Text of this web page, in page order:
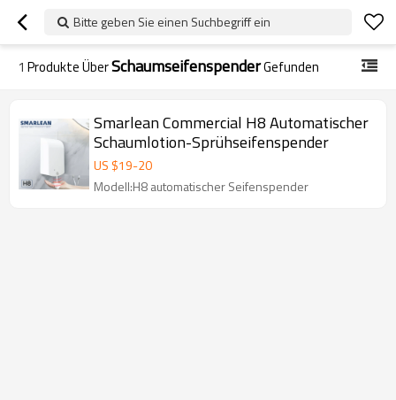
Bitte geben Sie einen Suchbegriff ein
1 Produkte ÜberSchaumseifenspenderGefunden
Smarlean Commercial H8 Automatischer
Schaumlotion-Sprühseifenspender
US $19-20
Modell:H8 automatischer Seifenspender